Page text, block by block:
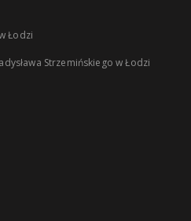
Łodzi
Strzemińskiego w Łodzi